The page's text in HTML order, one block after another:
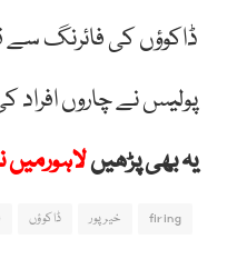
ڈاکوؤں کی فائرنگ سے
پولیس نے چاروں افراد
یہ بھی پڑھیںلاہورمیں
firing خیرپور ڈاکوؤں